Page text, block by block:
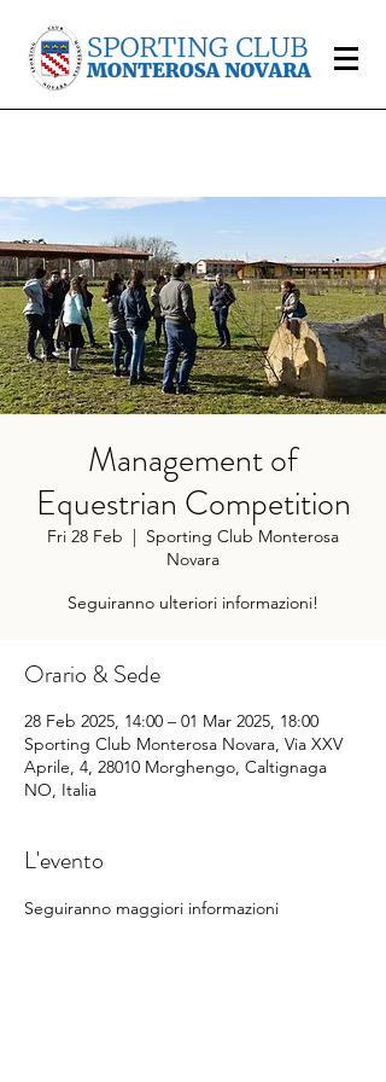
Management of
Equestrian Competition
Fri 28 Feb
  |
Sporting Club Monterosa
Novara
Seguiranno ulteriori informazioni!
Orario & Sede
28 Feb 2025, 14:00 – 01 Mar 2025, 18:00
Sporting Club Monterosa Novara, Via XXV
Aprile, 4, 28010 Morghengo, Caltignaga
NO, Italia
L'evento
Seguiranno maggiori informazioni